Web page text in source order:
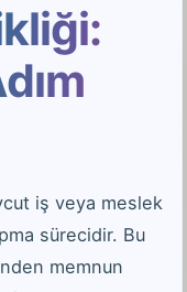
iş veya meslek
sürecidir. Bu
memnun